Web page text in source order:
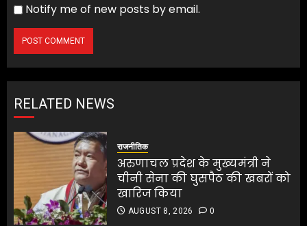
Notify me of new posts by email.
RELATED NEWS
राजनीतिक
अरुणाचल प्रदेश के मुख्यमंत्री ने
चीनी सेना की घुसपैठ की खबरों को
खारिज किया
AUGUST 8, 2026 0